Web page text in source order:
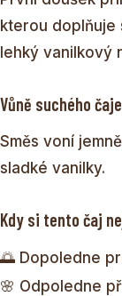
kterou doplňuje
lehký vanilkový
Vůně suchého čaje
Směs voní
sladké vanilky.
Kdy si tento čaj
🌅 Dopoledne
🌸 Odpoledne